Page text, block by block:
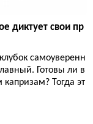
диктует свои пр
самоуверенн
Готовы ли в
Тогда эт